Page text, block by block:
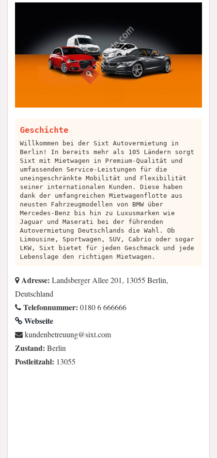
Geschichte
Willkommen bei der Sixt Autovermietung in
Berlin! In bereits mehr als 105 Ländern sorgt
Sixt mit Mietwagen in Premium-Qualität und
umfassenden Service-Leistungen für die
uneingeschränkte Mobilität und Flexibilität
seiner internationalen Kunden. Diese haben
dank der umfangreichen Mietwagenflotte aus
neusten Fahrzeugmodellen von BMW über
Mercedes-Benz bis hin zu Luxusmarken wie
Jaguar und Maserati bei der führenden
Autovermietung Deutschlands die Wahl. Ob
Limousine, Sportwagen, SUV, Cabrio oder sogar
LKW, Sixt bietet für jeden Geschmack und jede
Lebenslage den richtigen Mietwagen.
Adresse: Landsberger Allee 201, 13055 Berlin,
Deutschland
Telefonnummer: 0180 6 666666
Webseite
moc.txis@gnuuertebnednuk
Zustand: Berlin
Postleitzahl: 13055